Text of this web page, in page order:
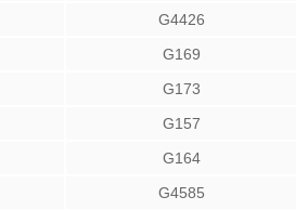
G4426
G169
G173
G157
G164
G4585